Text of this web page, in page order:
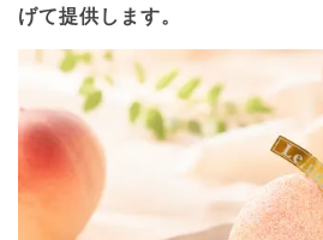
げて提供します。